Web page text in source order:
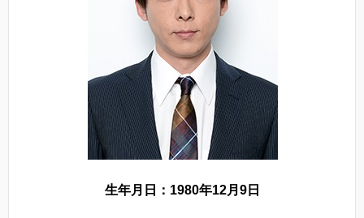
生年月日：1980年12月9日